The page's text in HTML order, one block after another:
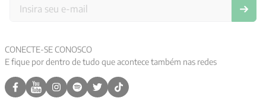
CONECTE-SE CONOSCO
E fique por dentro de tudo que acontece também nas redes